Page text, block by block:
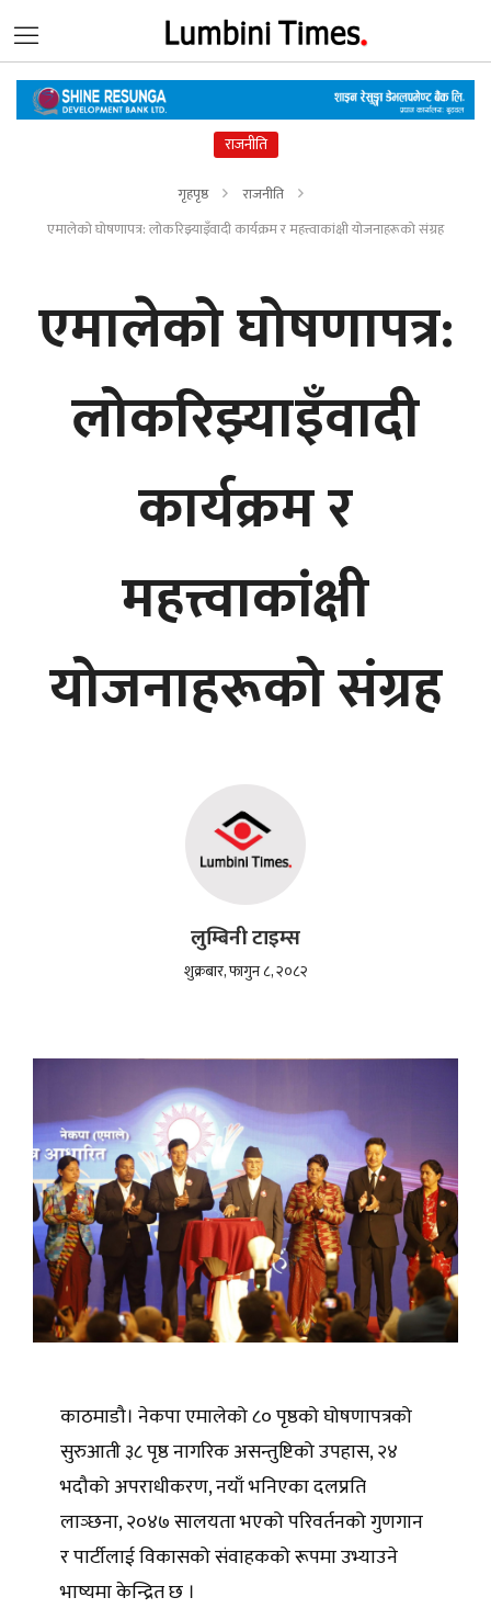
राजनीति
गृहपृष्ठ
राजनीति
एमालेको घोषणापत्र: लोकरिझ्याइँवादी कार्यक्रम र महत्त्वाकांक्षी योजनाहरूको संग्रह
एमालेको घोषणापत्र:
लोकरिझ्याइँवादी
कार्यक्रम र
महत्त्वाकांक्षी
योजनाहरूको संग्रह
लुम्बिनी टाइम्स
शुक्रबार, फागुन ८, २०८२
काठमाडौ। नेकपा एमालेको ८० पृष्ठको घोषणापत्रको
सुरुआती ३८ पृष्ठ नागरिक असन्तुष्टिको उपहास, २४
भदौको अपराधीकरण, नयाँ भनिएका दलप्रति
लाञ्छना, २०४७ सालयता भएको परिवर्तनको गुणगान
र पार्टीलाई विकासको संवाहकको रूपमा उभ्याउने
भाष्यमा केन्द्रित छ ।